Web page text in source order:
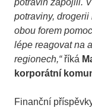
potravin zapojili.
potraviny,
obou forem
lépe reagovat na
regionech,“říká
korporátní
Finanční